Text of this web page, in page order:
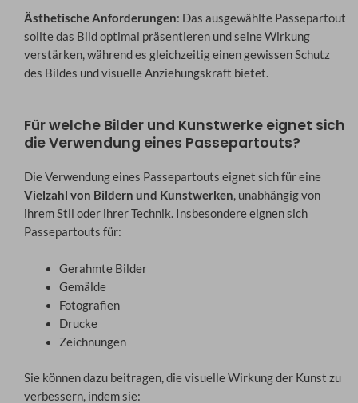
Ästhetische Anforderungen: Das ausgewählte Passepartout
sollte das Bild optimal präsentieren und seine Wirkung
verstärken, während es gleichzeitig einen gewissen Schutz
des Bildes und visuelle Anziehungskraft bietet.
Für welche Bilder und Kunstwerke eignet sich
die Verwendung eines Passepartouts?
Die Verwendung eines Passepartouts eignet sich für eine
Vielzahl von Bildern und Kunstwerken, unabhängig von
ihrem Stil oder ihrer Technik. Insbesondere eignen sich
Passepartouts für:
Gerahmte Bilder
Gemälde
Fotografien
Drucke
Zeichnungen
Sie können dazu beitragen, die visuelle Wirkung der Kunst zu
verbessern, indem sie: